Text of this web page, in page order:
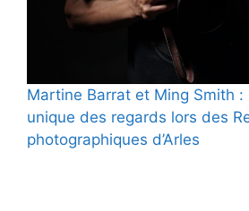
Martine Barrat et Ming Smith :
unique des regards lors des
photographiques d’Arles